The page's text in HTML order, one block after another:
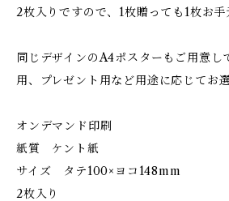
2枚入りですので、1枚贈っても1枚お手
同じデザインのA4ポスターもご用意し
用、プレゼント用など用途に応じてお
オンデマンド印刷
紙質 ケント紙
サイズ タテ100×ヨコ148mm
2枚入り